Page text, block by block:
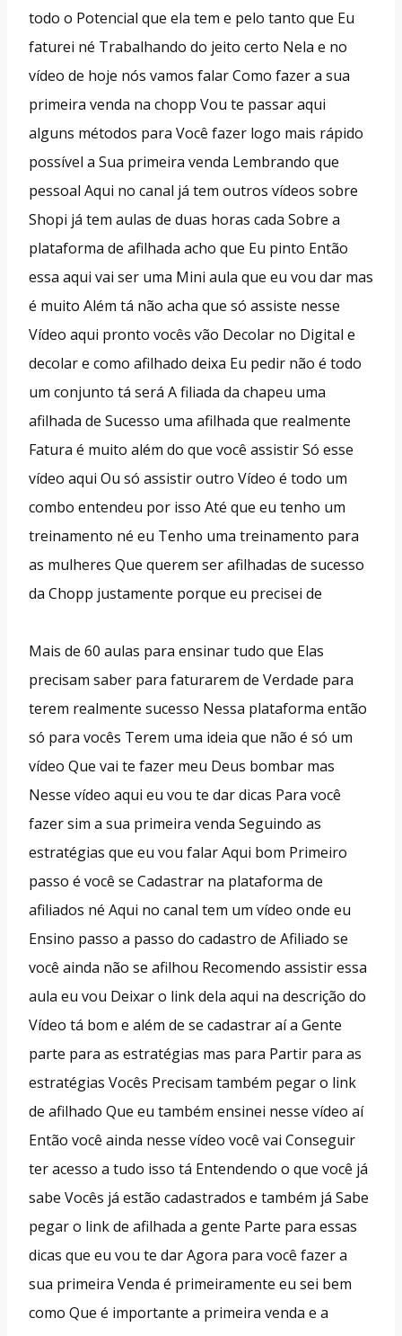
todo o Potencial que ela tem e pelo tanto que Eu
faturei né Trabalhando do jeito certo Nela e no
vídeo de hoje nós vamos falar Como fazer a sua
primeira venda na chopp Vou te passar aqui
alguns métodos para Você fazer logo mais rápido
possível a Sua primeira venda Lembrando que
pessoal Aqui no canal já tem outros vídeos sobre
Shopi já tem aulas de duas horas cada Sobre a
plataforma de afilhada acho que Eu pinto Então
essa aqui vai ser uma Mini aula que eu vou dar mas
é muito Além tá não acha que só assiste nesse
Vídeo aqui pronto vocês vão Decolar no Digital e
decolar e como afilhado deixa Eu pedir não é todo
um conjunto tá será A filiada da chapeu uma
afilhada de Sucesso uma afilhada que realmente
Fatura é muito além do que você assistir Só esse
vídeo aqui Ou só assistir outro Vídeo é todo um
combo entendeu por isso Até que eu tenho um
treinamento né eu Tenho uma treinamento para
as mulheres Que querem ser afilhadas de sucesso
da Chopp justamente porque eu precisei de
Mais de 60 aulas para ensinar tudo que Elas
precisam saber para faturarem de Verdade para
terem realmente sucesso Nessa plataforma então
só para vocês Terem uma ideia que não é só um
vídeo Que vai te fazer meu Deus bombar mas
Nesse vídeo aqui eu vou te dar dicas Para você
fazer sim a sua primeira venda Seguindo as
estratégias que eu vou falar Aqui bom Primeiro
passo é você se Cadastrar na plataforma de
afiliados né Aqui no canal tem um vídeo onde eu
Ensino passo a passo do cadastro de Afiliado se
você ainda não se afilhou Recomendo assistir essa
aula eu vou Deixar o link dela aqui na descrição do
Vídeo tá bom e além de se cadastrar aí a Gente
parte para as estratégias mas para Partir para as
estratégias Vocês Precisam também pegar o link
de afilhado Que eu também ensinei nesse vídeo aí
Então você ainda nesse vídeo você vai Conseguir
ter acesso a tudo isso tá Entendendo o que você já
sabe Vocês já estão cadastrados e também já Sabe
pegar o link de afilhada a gente Parte para essas
dicas que eu vou te dar Agora para você fazer a
sua primeira Venda é primeiramente eu sei bem
como Que é importante a primeira venda e a